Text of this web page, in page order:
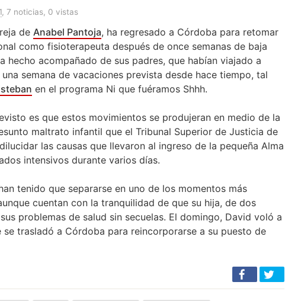
, 7 noticias, 0 vistas
de Anabel Pantoja, ha regresado a Córdoba para retomar
como fisioterapeuta después de once semanas de baja
hecho acompañado de sus padres, que habían viajado a
semana de vacaciones prevista desde hace tiempo, tal
en el programa Ni que fuéramos Shhh.
es que estos movimientos se produjeran en medio de la
maltrato infantil que el Tribunal Superior de Justicia de
las causas que llevaron al ingreso de la pequeña Alma
intensivos durante varios días.
tenido que separarse en uno de los momentos más
cuentan con la tranquilidad de que su hija, de dos
problemas de salud sin secuelas. El domingo, David voló a
se trasladó a Córdoba para reincorporarse a su puesto de